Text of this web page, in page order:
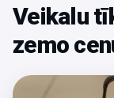
Veikalu
zemo